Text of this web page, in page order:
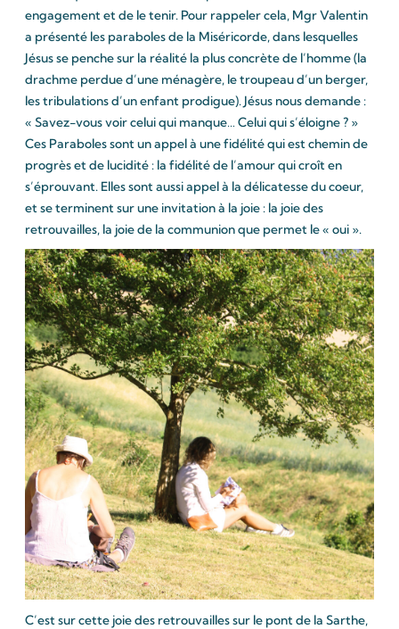
engagement et de le tenir. Pour rappeler cela, Mgr Valentin
a présenté les paraboles de la Miséricorde, dans lesquelles
Jésus se penche sur la réalité la plus concrète de l’homme (la
drachme perdue d’une ménagère, le troupeau d’un berger,
les tribulations d’un enfant prodigue). Jésus nous demande :
« Savez-vous voir celui qui manque… Celui qui s’éloigne ? »
Ces Paraboles sont un appel à une fidélité qui est chemin de
progrès et de lucidité : la fidélité de l’amour qui croît en
s’éprouvant. Elles sont aussi appel à la délicatesse du coeur,
et se terminent sur une invitation à la joie : la joie des
retrouvailles, la joie de la communion que permet le « oui ».
C’est sur cette joie des retrouvailles sur le pont de la Sarthe,